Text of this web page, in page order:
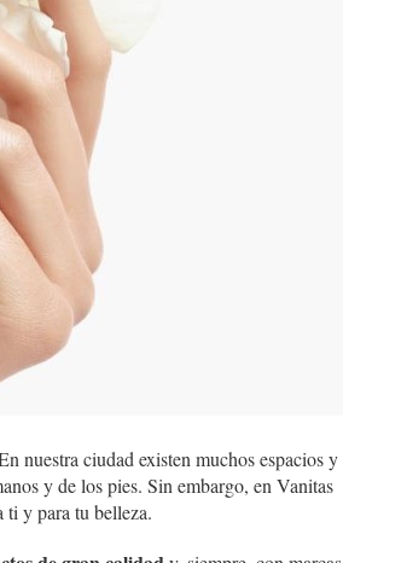
nuestra ciudad existen muchos espacios y
y de los pies. Sin embargo, en Vanitas
ti y para tu belleza.